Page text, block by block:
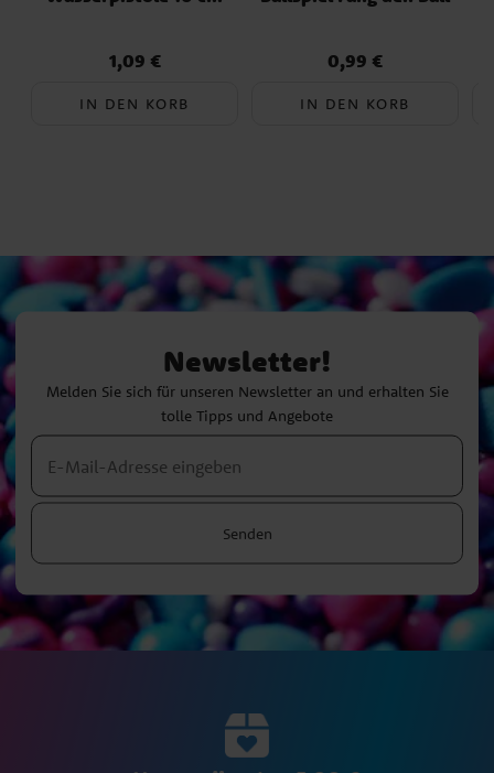
Preis:1,09 €
1,09 €
IN DEN KORB
Preis :0,99 €
0,99 €
IN DEN KORB
Newsletter!
Melden Sie sich für unseren Newsletter an und erhalten Sie
tolle Tipps und Angebote
Senden